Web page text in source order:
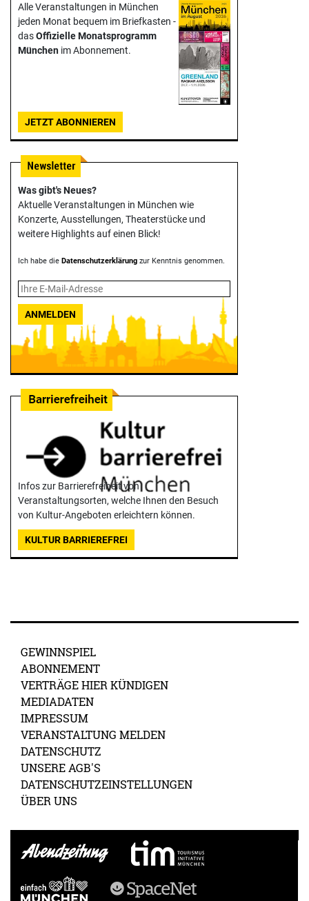
Alle Veranstaltungen in München
jeden Monat bequem im Briefkasten -
dasOffizielle Monats­programm
München im Abonnement.
JETZT ABONNIEREN
Was gibt's Neues?
Aktuelle Veranstaltungen in München wie
Konzerte, Ausstellungen, Theater­stücke und
weitere Highlights auf einen Blick!
Ich habe die Datenschutzerklärung zur Kenntnis genommen.
ANMELDEN
Infos zur Barrierefreiheit von
Veranstaltungsorten, welche Ihnen den Besuch
von Kultur-Angeboten erleichtern können.
KULTUR BARRIEREFREI
GEWINNSPIEL
ABONNEMENT
VERTRÄGE HIER KÜNDIGEN
MEDIADATEN
IMPRESSUM
VERANSTALTUNG MELDEN
DATENSCHUTZ
UNSERE AGB'S
DATENSCHUTZEINSTELLUNGEN
ÜBER UNS